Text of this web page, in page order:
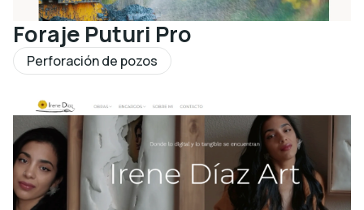
Foraje Puturi Pro
Perforación de pozos